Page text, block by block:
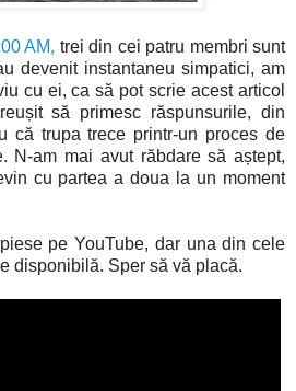
AM, trei din cei patru membri sunt
devenit instantaneu simpatici, am
cu ei, ca să pot scrie acest articol
să primesc răspunsurile, din
că trupa trece printr-un proces de
N-am mai avut răbdare să aștept,
cu partea a doua la un moment
pe YouTube, dar una din cele
disponibilă. Sper să vă placă.